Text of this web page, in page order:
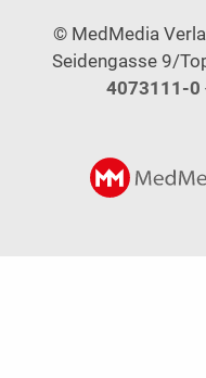
© MedMedia
Seidengasse 9/
4073111-0